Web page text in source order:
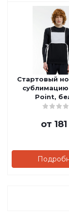
Стартовый
сублимацию
Point,
от